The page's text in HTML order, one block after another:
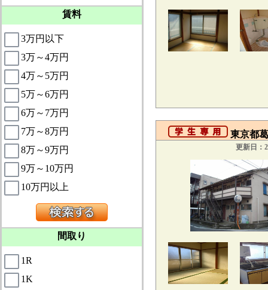
賃料
3万円以下
3万～4万円
4万～5万円
5万～6万円
6万～7万円
7万～8万円
8万～9万円
9万～10万円
10万円以上
間取り
1R
1K
東京都
更新日：